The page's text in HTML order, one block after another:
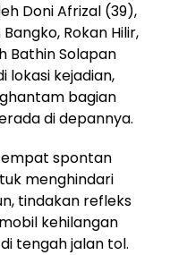
Doni Afrizal (39),
Rokan Hilir,
Bathin Solapan
lokasi kejadian,
bagian
di depannya.
spontan
menghindari
tindakan refleks
kehilangan
tengah jalan tol.